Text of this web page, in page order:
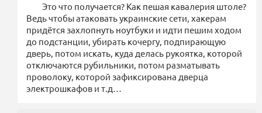
Это что получается? Как пешая кавалерия штоле?
Ведь чтобы атаковать украинские сети, хакерам
придётся захлопнуть ноутбуки и идти пешим ходом
до подстанции, убирать кочергу, подпирающую
дверь, потом искать, куда делась рукоятка, которой
отключаются рубильники, потом разматывать
проволоку, которой зафиксирована дверца
электрошкафов и т.д…